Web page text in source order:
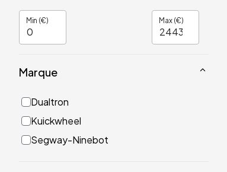
Min (€) Max (€)
Marque
Dualtron
Kuickwheel
Segway-Ninebot